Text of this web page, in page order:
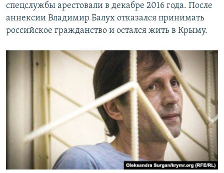
спецслужбы арестовали в декабре 2016 года. После
аннексии Владимир Балух отказался принимать
российское гражданство и остался жить в Крыму.